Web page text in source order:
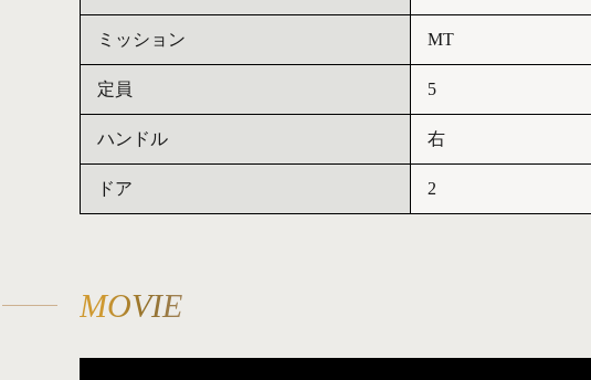
ミッション MT
定員 5
ハンドル 右
ドア 2
MOVIE